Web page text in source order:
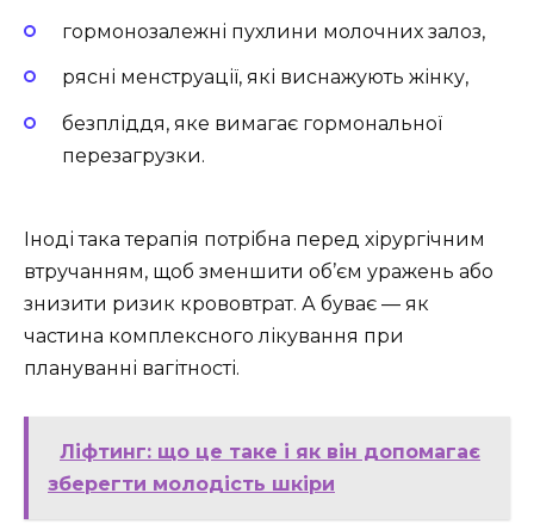
гормонозалежні пухлини молочних залоз,
рясні менструації, які виснажують жінку,
безпліддя, яке вимагає гормональної
перезагрузки.
Іноді така терапія потрібна перед хірургічним
втручанням, щоб зменшити об’єм уражень або
знизити ризик крововтрат. А буває — як
частина комплексного лікування при
плануванні вагітності.
Ліфтинг: що це таке і як він допомагає
зберегти молодість шкіри